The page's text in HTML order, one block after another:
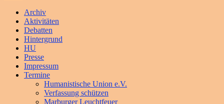
Primäres
Menü
Archiv
Aktivitäten
Debatten
Hintergrund
HU
Presse
Impressum
Termine
Humanistische Union e.V.
Verfassung schützen
Marburger Leuchtfeuer